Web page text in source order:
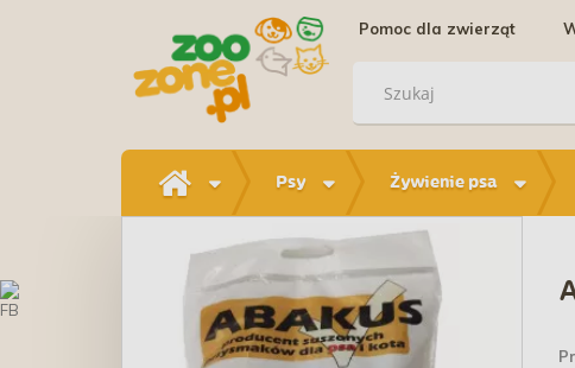
Pomoc dla zwierząt
Psy Żywienie psa